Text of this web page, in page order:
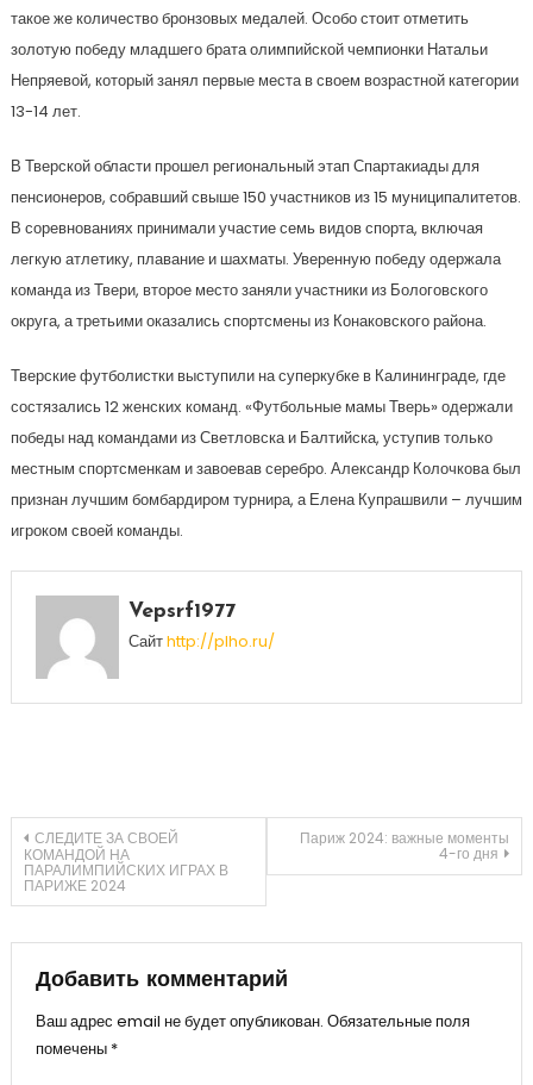
такое же количество бронзовых медалей. Особо стоит отметить
золотую победу младшего брата олимпийской чемпионки Натальи
Непряевой, который занял первые места в своем возрастной категории
13-14 лет.
В Тверской области прошел региональный этап Спартакиады для
пенсионеров, собравший свыше 150 участников из 15 муниципалитетов.
В соревнованиях принимали участие семь видов спорта, включая
легкую атлетику, плавание и шахматы. Уверенную победу одержала
команда из Твери, второе место заняли участники из Бологовского
округа, а третьими оказались спортсмены из Конаковского района.
Тверские футболистки выступили на суперкубке в Калининграде, где
состязались 12 женских команд. «Футбольные мамы Тверь» одержали
победы над командами из Светловска и Балтийска, уступив только
местным спортсменкам и завоевав серебро. Александр Колочкова был
признан лучшим бомбардиром турнира, а Елена Купрашвили – лучшим
игроком своей команды.
Vepsrf1977
Сайтhttp://plho.ru/
Навигация
по
записям
СЛЕДИТЕ ЗА СВОЕЙ
КОМАНДОЙ НА
ПАРАЛИМПИЙСКИХ ИГРАХ В
ПАРИЖЕ 2024
Париж 2024: важные моменты
4-го дня
Добавить комментарий
Ваш адрес email не будет опубликован. Обязательные поля
помечены *